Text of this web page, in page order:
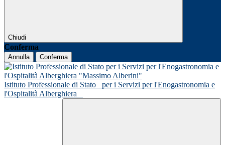
Chiudi
Conferma
Annulla Conferma
Istituto Professionale di Stato
per i Servizi per l'Enogastronomia e
l'Ospitalità Alberghiera